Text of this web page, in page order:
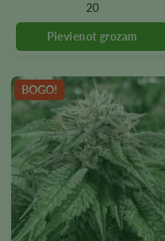
20
produkta
lapā
BOGO!